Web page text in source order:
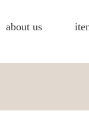
about us